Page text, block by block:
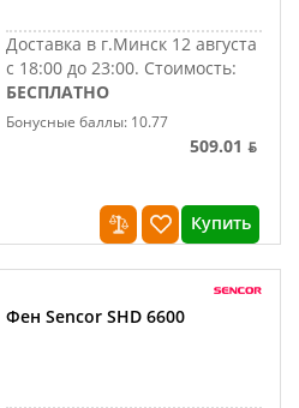
Доставка в г.Минск 12 августа
с 18:00 до 23:00. Стоимость:
БЕСПЛАТНО
Бонусные баллы: 10.77
509.01 ƃ
Купить
Фен Sencor SHD 6600